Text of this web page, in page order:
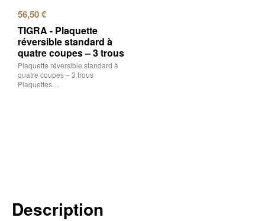
56,50€
TIGRA - Plaquette
réversible standard à
quatre coupes – 3 trous
Plaquette réversible standard à
quatre coupes – 3 trous
Plaquettes…
Description